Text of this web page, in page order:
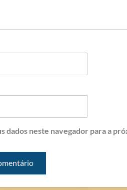
dados neste navegador para a